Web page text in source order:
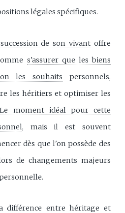
légales spécifiques.
de son vivantoffre
s'assurer que les biens
les souhaits personnels,
les héritiers et optimiser les
Le moment idéal pour cette
, mais il est souvent
dès que l'on possède des
de changements majeurs
différence entre héritage et